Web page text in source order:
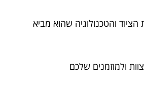
והטכנולוגיה שהוא מביא
ולמוזמנים שלכם